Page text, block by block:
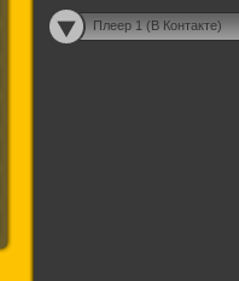
Плеер 1 (В Контакте)